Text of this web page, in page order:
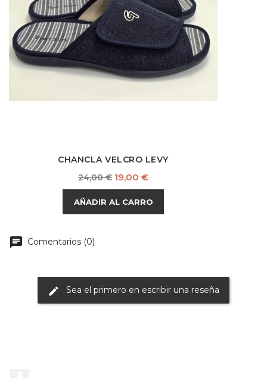
CHANCLA VELCRO LEVY
Precio
base
24,00 € Precio
19,00 €
AÑADIR AL CARRO
chat Comentarios (0)
edit Sea el primero en escribir una reseña